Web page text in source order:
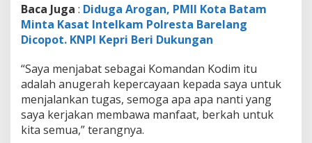
n
T
a
p
m
u
k
B
Baca Juga : Diduga Arogan, PMII Kota Batam
Minta Kasat Intelkam Polresta Barelang
Dicopot. KNPI Kepri Beri Dukungan
“Saya menjabat sebagai Komandan Kodim itu
adalah anugerah kepercayaan kepada saya untuk
menjalankan tugas, semoga apa apa nanti yang
saya kerjakan membawa manfaat, berkah untuk
kita semua,” terangnya.